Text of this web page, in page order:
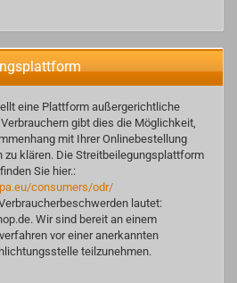
eine Plattform außergerichtliche
gibt dies die Möglichkeit,
mit Ihrer Onlinebestellung
klären. Die Streitbeilegungsplattform
finden Sie hier.:
consumers/odr/
lautet:
Wir sind bereit an einem
vor einer anerkannten
teilzunehmen.